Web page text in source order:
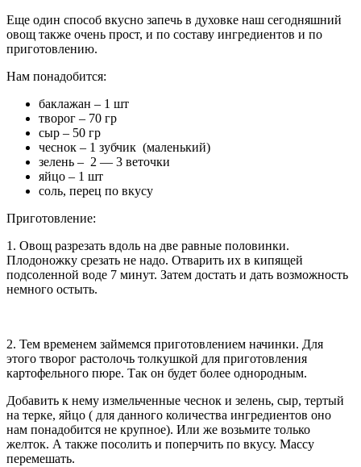
Еще один способ вкусно запечь в духовке наш сегодняшний
овощ также очень прост, и по составу ингредиентов и по
приготовлению.
Нам понадобится:
баклажан – 1 шт
творог – 70 гр
сыр – 50 гр
чеснок – 1 зубчик (маленький)
зелень – 2 — 3 веточки
яйцо – 1 шт
соль, перец по вкусу
Приготовление:
1. Овощ разрезать вдоль на две равные половинки.
Плодоножку срезать не надо. Отварить их в кипящей
подсоленной воде 7 минут. Затем достать и дать возможность
немного остыть.
2. Тем временем займемся приготовлением начинки. Для
этого творог растолочь толкушкой для приготовления
картофельного пюре. Так он будет более однородным.
Добавить к нему измельченные чеснок и зелень, сыр, тертый
на терке, яйцо ( для данного количества ингредиентов оно
нам понадобится не крупное). Или же возьмите только
желток. А также посолить и поперчить по вкусу. Массу
перемешать.